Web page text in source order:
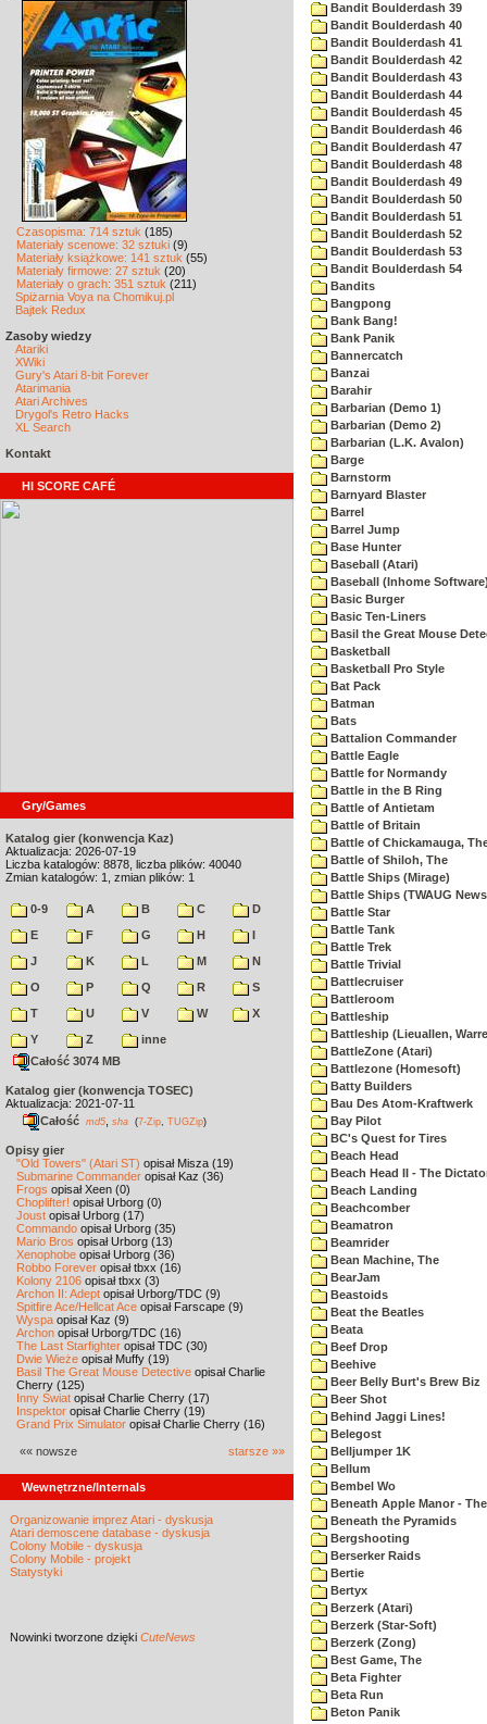
Czasopisma: 714 sztuk (185)
Materiały scenowe: 32 sztuki (9)
Materiały książkowe: 141 sztuk (55)
Materiały firmowe: 27 sztuk (20)
Materiały o grach: 351 sztuk (211)
Spiżarnia Voya na Chomikuj.pl
Bajtek Redux
Zasoby wiedzy
Atariki
XWiki
Gury's Atari 8-bit Forever
Atarimania
Atari Archives
Drygol's Retro Hacks
XL Search
Kontakt
HI SCORE CAFÉ
Gry/Games
Katalog gier (konwencja Kaz)
Aktualizacja: 2026-07-19
Liczba katalogów: 8878, liczba plików: 40040
Zmian katalogów: 1, zmian plików: 1
0-9 A B C
D
E
F G H
I
J
K L M
N
O
P Q R
S
T
U V W
X
Y
Z
inne
Całość 3074 MB
Katalog gier (konwencja TOSEC)
Aktualizacja: 2021-07-11
Całość md5 sha (7-Zip TUGZip)
Opisy gier
"Old Towers" (Atari ST) opisał Misza (19)
Submarine Commander opisał Kaz (36)
Frogs opisał Xeen (0)
Choplifter! opisał Urborg (0)
Joust opisał Urborg (17)
Commando opisał Urborg (35)
Mario Bros opisał Urborg (13)
Xenophobe opisał Urborg (36)
Robbo Forever opisał tbxx (16)
Kolony 2106 opisał tbxx (3)
Archon II: Adept opisał Urborg/TDC (9)
Spitfire Ace/Hellcat Ace opisał Farscape (9)
Wyspa opisał Kaz (9)
Archon opisał Urborg/TDC (16)
The Last Starfighter opisał TDC (30)
Dwie Wieże opisał Muffy (19)
Basil The Great Mouse Detective opisał Charlie
Cherry (125)
Inny Świat opisał Charlie Cherry (17)
Inspektor opisał Charlie Cherry (19)
Grand Prix Simulator opisał Charlie Cherry (16)
«« nowsze starsze »»
Wewnętrzne/Internals
Organizowanie imprez Atari - dyskusja
Atari demoscene database - dyskusja
Colony Mobile - dyskusja
Colony Mobile - projekt
Statystyki
Nowinki tworzone dzięki CuteNews
Bandit Boulderdash 39
Bandit Boulderdash 40
Bandit Boulderdash 41
Bandit Boulderdash 42
Bandit Boulderdash 43
Bandit Boulderdash 44
Bandit Boulderdash 45
Bandit Boulderdash 46
Bandit Boulderdash 47
Bandit Boulderdash 48
Bandit Boulderdash 49
Bandit Boulderdash 50
Bandit Boulderdash 51
Bandit Boulderdash 52
Bandit Boulderdash 53
Bandit Boulderdash 54
Bandits
Bangpong
Bank Bang!
Bank Panik
Bannercatch
Banzai
Barahir
Barbarian (Demo 1)
Barbarian (Demo 2)
Barbarian (L.K. Avalon)
Barge
Barnstorm
Barnyard Blaster
Barrel
Barrel Jump
Base Hunter
Baseball (Atari)
Baseball (Inhome
Basic Burger
Basic Ten-Liners
Basil the Great Mouse
Basketball
Basketball Pro Style
Bat Pack
Batman
Bats
Battalion Commander
Battle Eagle
Battle for Normandy
Battle in the B Ring
Battle of Antietam
Battle of Britain
Battle of Chickamauga,
Battle of Shiloh, The
Battle Ships (Mirage)
Battle Ships (TWAUG
Battle Star
Battle Tank
Battle Trek
Battle Trivial
Battlecruiser
Battleroom
Battleship
Battleship (Lieuallen,
BattleZone (Atari)
Battlezone (Homesoft)
Batty Builders
Bau Des Atom-Kraftwerk
Bay Pilot
BC's Quest for Tires
Beach Head
Beach Head II - The
Beach Landing
Beachcomber
Beamatron
Beamrider
Bean Machine, The
BearJam
Beastoids
Beat the Beatles
Beata
Beef Drop
Beehive
Beer Belly Burt's Brew Biz
Beer Shot
Behind Jaggi Lines!
Belegost
Belljumper 1K
Bellum
Bembel Wo
Beneath Apple Manor -
Beneath the Pyramids
Bergshooting
Berserker Raids
Bertie
Bertyx
Berzerk (Atari)
Berzerk (Star-Soft)
Berzerk (Zong)
Best Game, The
Beta Fighter
Beta Run
Beton Panik